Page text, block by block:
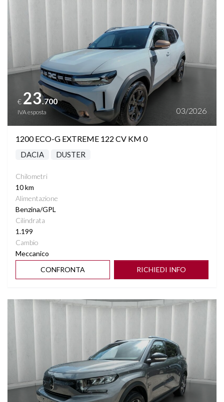
€ 23.700
IVA esposta 03/2026
1200 ECO-G EXTREME 122 CV KM 0
DACIA DUSTER
Chilometri
10 km
Alimentazione
Benzina/GPL
Cilindrata
1.199
Cambio
Meccanico
CONFRONTA
RICHIEDI INFO
Vedi dettagli